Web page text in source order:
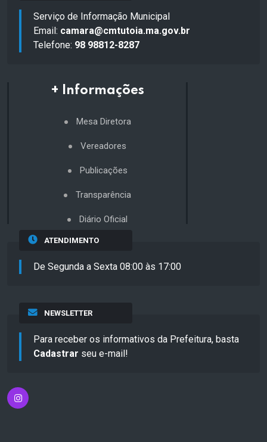
Serviço de Informação Municipal
Email: camara@cmtutoia.ma.gov.br
Telefone: 98 98812-8287
+ Informações
Mesa Diretora
Vereadores
Publicações
Transparência
Diário Oficial
ATENDIMENTO
De Segunda a Sexta 08:00 às 17:00
NEWSLETTER
Para receber os informativos da Prefeitura, basta
Cadastrar seu e-mail!